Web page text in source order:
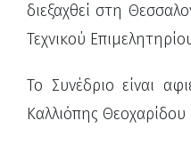
διεξαχθεί στη
Τεχνικού
Το Συνέδριο είναι
Καλλιόπης